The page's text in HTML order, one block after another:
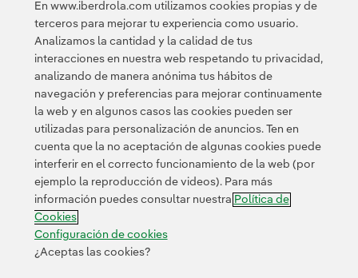
comunicación de ScottishPower.
Contacta Política de Privacidad Información legal
Transparencia en el uso de la IA Política de cookies
Configuración de cookies Accesibilidad Canal de denuncias
© 2026 Iberdrola, S.A. Reservados todos los derechos.
En www.iberdrola.com utilizamos cookies propias y de
terceros para mejorar tu experiencia como usuario.
Analizamos la cantidad y la calidad de tus
interacciones en nuestra web respetando tu privacidad,
analizando de manera anónima tus hábitos de
navegación y preferencias para mejorar continuamente
la web y en algunos casos las cookies pueden ser
utilizadas para personalización de anuncios. Ten en
cuenta que la no aceptación de algunas cookies puede
interferir en el correcto funcionamiento de la web (por
ejemplo la reproducción de videos). Para más
información puedes consultar nuestra Política de
Cookies
Configuración de cookies
¿Aceptas las cookies?